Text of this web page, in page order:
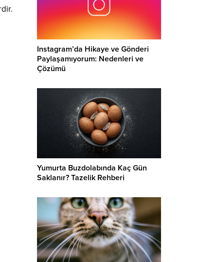
Instagram’da Hikaye ve Gönderi
Paylaşamıyorum: Nedenleri ve
Çözümü
Yumurta Buzdolabında Kaç Gün
Saklanır? Tazelik Rehberi